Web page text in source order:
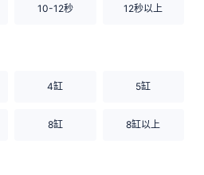
10-12秒 12秒以上
4缸 5缸
8缸 8缸以上